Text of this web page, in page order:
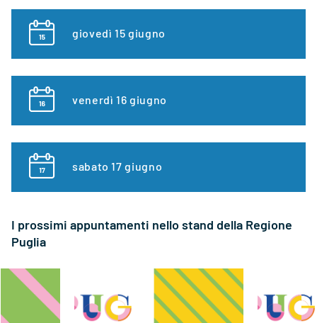
giovedì 15 giugno
venerdì 16 giugno
sabato 17 giugno
I prossimi appuntamenti nello stand della Regione
Puglia